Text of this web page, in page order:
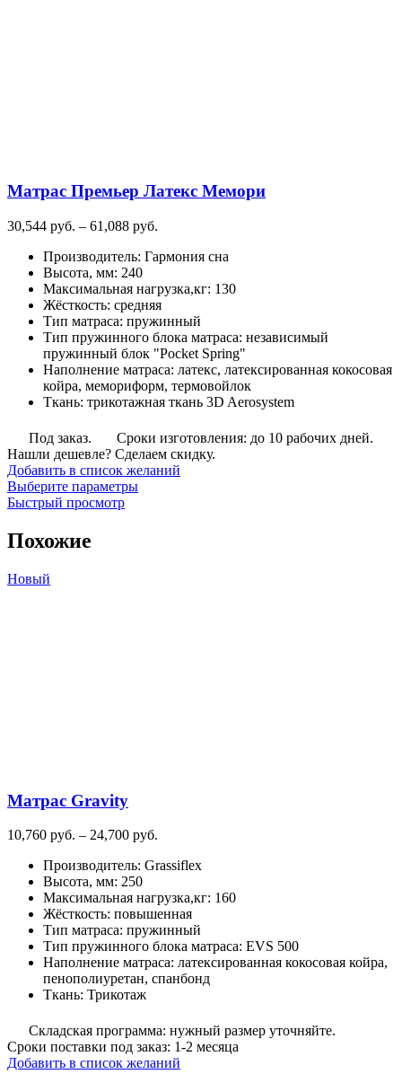
Матрас Премьер Латекс Мемори
30,544 руб. – 61,088 руб.
30,544
–
61,088
руб.
Производитель: Гармония сна
Высота, мм: 240
Максимальная нагрузка,кг: 130
Жёсткость: средняя
Тип матраса: пружинный
Тип пружинного блока матраса: независимый
пружинный блок "Pocket Spring"
Наполнение матраса: латекс, латексированная кокосовая
койра, мемориформ, термовойлок
Ткань: трикотажная ткань 3D Aerosystem
Под заказ.
Сроки изготовления: до 10 рабочих дней.
Нашли дешевле? Сделаем скидку.
Добавить в список желаний
Выберите параметрыЭтот
Быстрый просмотр
Похожие
Новый
Матрас Gravity
10,760 руб. – 24,700 руб.
10,760
–
24,700
руб.
Производитель: Grassiflex
Высота, мм: 250
Максимальная нагрузка,кг: 160
Жёсткость: повышенная
Тип матраса: пружинный
Тип пружинного блока матраса: EVS 500
Наполнение матраса: латексированная кокосовая койра,
пенополиуретан, спанбонд
Ткань: Трикотаж
Складская программа: нужный размер уточняйте.
Сроки поставки под заказ: 1-2 месяца
Добавить в список желаний